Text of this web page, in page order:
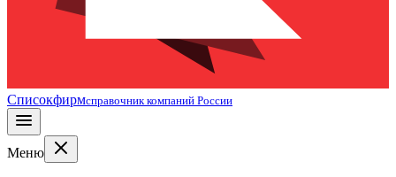
Списокфирмсправочник компаний России
Меню